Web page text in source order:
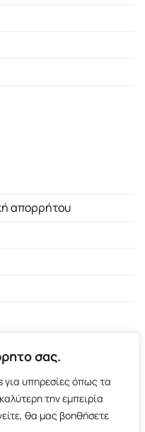
σας.
υπηρεσίες όπως τα
την εμπειρία
θα μας βοηθήσετε
απορρήτου
Α.Α. Λιβάνη| All rights